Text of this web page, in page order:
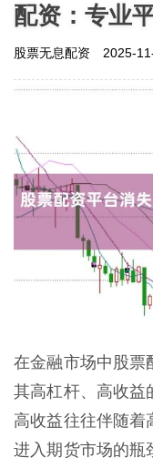
配资：专业
股票无息配资 2025-
在金融市场中股票
其高杠杆、高收益
高收益往往伴随着
进入期货市场的瓶